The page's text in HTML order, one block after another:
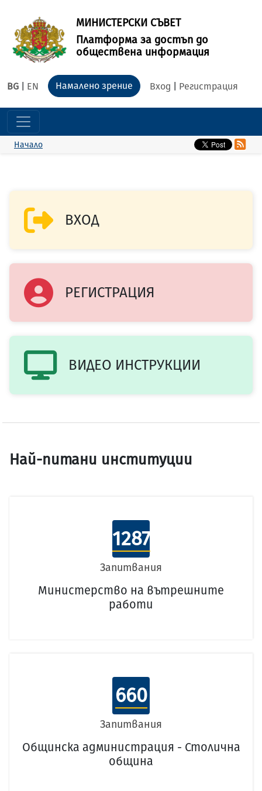
МИНИСТЕРСКИ СЪВЕТ
Платформа за достъп до
обществена информация
BG EN Вход Регистрация
Намалено зрение
Начало
ВХОД
РЕГИСТРАЦИЯ
ВИДЕО ИНСТРУКЦИИ
Най-питани институции
1287
Запитвания
Министерство на вътрешните
работи
660
Запитвания
Общинска администрация - Столична
община